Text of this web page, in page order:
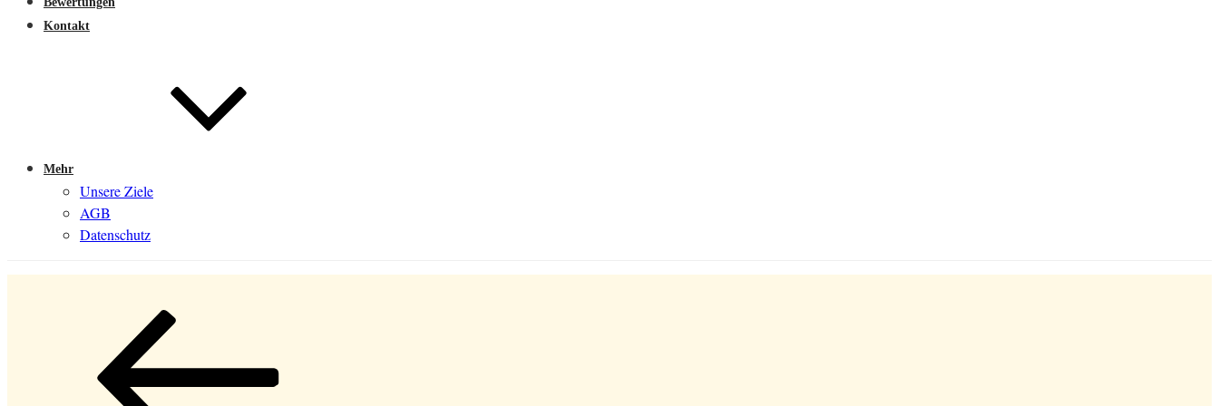
Kontakt
Mehr
Unsere Ziele
AGB
Datenschutz
Beitragsnavigation